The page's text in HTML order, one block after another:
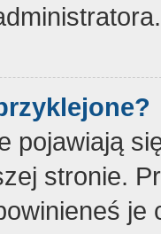
pojawiają
stronie.
je